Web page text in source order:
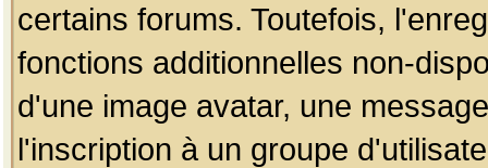
certains forums. Toutefois,
fonctions additionnelles non-
d'une image avatar, une
l'inscription à un groupe